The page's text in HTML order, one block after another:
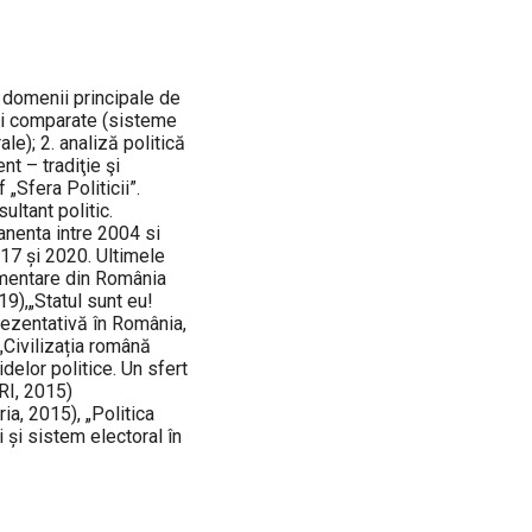
principale de
comparate (sisteme
2. analiză politică
– tradiţie şi
Politicii”.
politic.
intre 2004 si
și 2020. Ultimele
din România
sunt eu!
în România,
română
politice. Un sfert
2015)
2015), „Politica
și sistem electoral în